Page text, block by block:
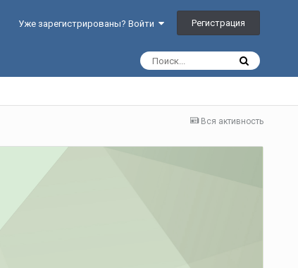
Уже зарегистрированы? Войти Регистрация
Вся активность